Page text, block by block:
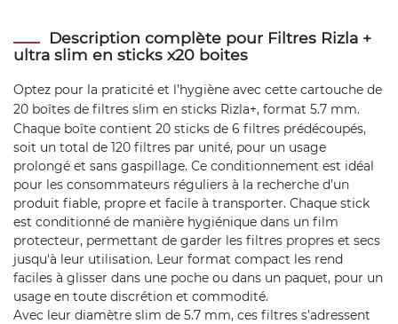
Description complète pour Filtres Rizla +
ultra slim en sticks x20 boites
Optez pour la praticité et l’hygiène avec cette cartouche de
20 boîtes de filtres slim en sticks Rizla+, format 5.7 mm.
Chaque boîte contient 20 sticks de 6 filtres prédécoupés,
soit un total de 120 filtres par unité, pour un usage
prolongé et sans gaspillage. Ce conditionnement est idéal
pour les consommateurs réguliers à la recherche d’un
produit fiable, propre et facile à transporter. Chaque stick
est conditionné de manière hygiénique dans un film
protecteur, permettant de garder les filtres propres et secs
jusqu'à leur utilisation. Leur format compact les rend
faciles à glisser dans une poche ou dans un paquet, pour un
usage en toute discrétion et commodité.
Avec leur diamètre slim de 5.7 mm, ces filtres s’adressent